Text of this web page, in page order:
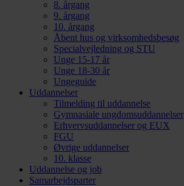
8. årgang
9. årgang
10. årgang
Åbent hus og virksomhedsbesøg
Specialvejledning og STU
Unge 15-17 år
Unge 18-30 år
Ungeguide
Uddannelser
Tilmelding til uddannelse
Gymnasiale ungdomsuddannelser
Erhvervsuddannelser og EUX
FGU
Øvrige uddannelser
10. klasse
Uddannelse og job
Samarbejdsparter